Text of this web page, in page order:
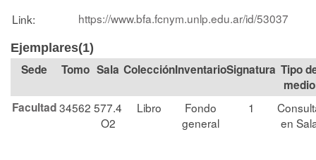
Link:
https://www.bfa.fcnym.unlp.edu.ar/id/53037
Ejemplares(1)
Tomo Sala Colección Signatura Tipo
medio
Facultad34562 577.4
O2
Libro
Fondo
general
1
en